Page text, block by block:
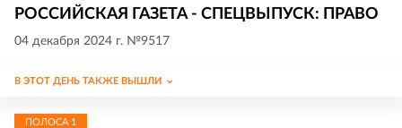
РОССИЙСКАЯ ГАЗЕТА - СПЕЦВЫПУСК: ПРАВО
04 декабря 2024 г. №9517
В ЭТОТ ДЕНЬ ТАКЖЕ ВЫШЛИ
ПОЛОСА 1